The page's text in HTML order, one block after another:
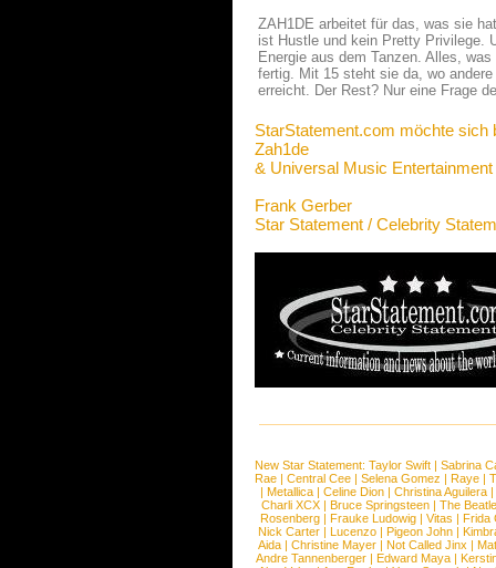
ZAH1DE arbeitet für das, was sie
ist Hustle und kein Pretty Privilege.
Energie aus dem Tanzen. Alles,
fertig. Mit 15 steht sie da, wo
erreicht. Der Rest? Nur eine Frage
StarStatement.com möchte sich
Zah1de
& Universal Music Entertainment
Frank Gerber
Star Statement / Celebrity
New Star Statement: Taylor Swift | Sabrina
Rae |Central Cee |Selena Gomez |Raye |
| Metallica | Celine Dion | Christina Aguilera |
Charli XCX |Bruce Springsteen |The
Rosenberg | Frauke Ludowig | Vitas | Frida
Nick Carter | Lucenzo | Pigeon John |
Aida |Christine Mayer |Not Called Jinx |
Andre Tannenberger | Edward Maya |